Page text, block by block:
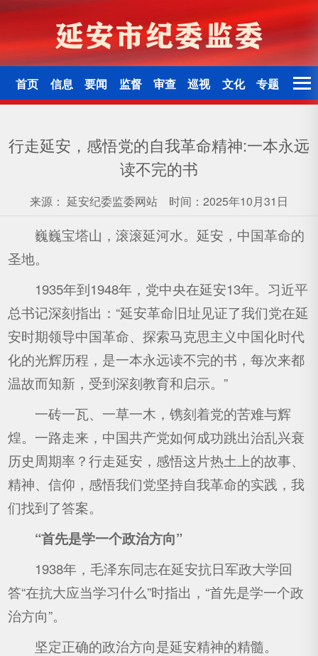
首页 信息 要闻 监督 审查 巡视 文化 专题
行走延安，感悟党的自我革命精神:一本永远
读不完的书
来源： 延安纪委监委网站 时间：2025年10月31日
巍巍宝塔山，滚滚延河水。延安，中国革命的
圣地。
1935年到1948年，党中央在延安13年。习近平
总书记深刻指出：“延安革命旧址见证了我们党在延
安时期领导中国革命、探索马克思主义中国化时代
化的光辉历程，是一本永远读不完的书，每次来都
温故而知新，受到深刻教育和启示。”
一砖一瓦、一草一木，镌刻着党的苦难与辉
煌。一路走来，中国共产党如何成功跳出治乱兴衰
历史周期率？行走延安，感悟这片热土上的故事、
精神、信仰，感悟我们党坚持自我革命的实践，我
们找到了答案。
“首先是学一个政治方向”
1938年，毛泽东同志在延安抗日军政大学回
答“在抗大应当学习什么”时指出，“首先是学一个政
治方向”。
坚定正确的政治方向是延安精神的精髓。